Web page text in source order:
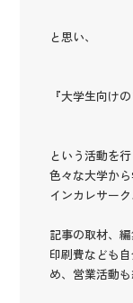
と思い、
『大学生向け
という活動を行
色々な大学から
インカレサー
記事の取材、
印刷費なども
め、営業活動も